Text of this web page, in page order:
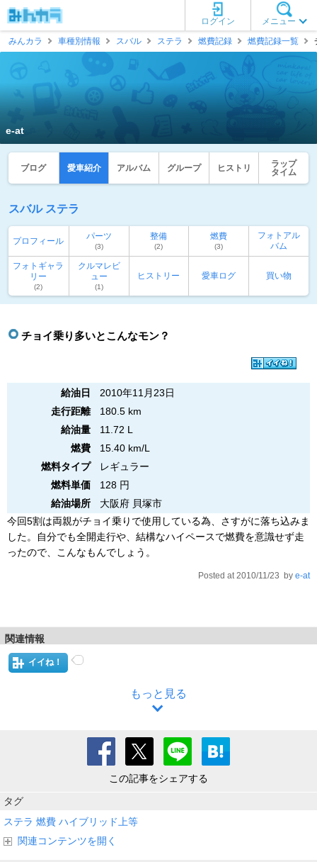
メニュー
ログイン
みんカラ
車種別情報 スバル ステラ 燃費記録 燃費記録一覧
e-at
ブログ 愛車紹介 アルバム グループ ヒストリ
ラップ
タイム
スバル ステラ
プロフィール パーツ
(3)
整備
(2)
燃費
(3)
フォトアル
バム
フォトギャラ
リー
(2)
クルマレビ
ュー
(1)
ヒストリー 愛車ログ 買い物
チョイ乗り多いとこんなモン？
給油日
2010年11月23日
走行距離
180.5 km
給油量
11.72 L
燃費
15.40 km/L
燃料タイプ
レギュラー
燃料単価
128 円
給油場所
大阪府 貝塚市
今回5割は両親がチョイ乗りで使用している為、さすがに落ち込みま
した。自分でも全開走行や、結構なハイペースで燃費を意識せず走
ったので、こんなもんでしょう。
Posted at 2010/11/23 by e-at
関連情報
イイね！
もっと見る
この記事をシェアする
タグ
ステラ 燃費 ハイブリッド上等
関連コンテンツを開く